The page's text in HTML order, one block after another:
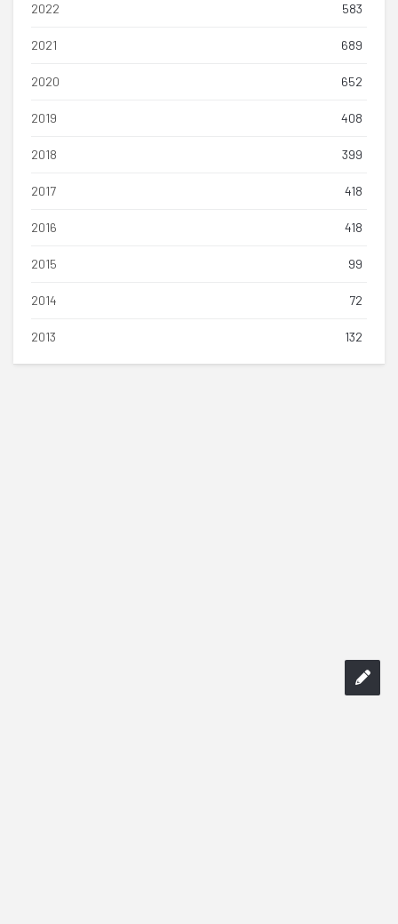
2022 583
2021 689
2020 652
2019 408
2018 399
2017 418
2016 418
2015 99
2014 72
2013 132